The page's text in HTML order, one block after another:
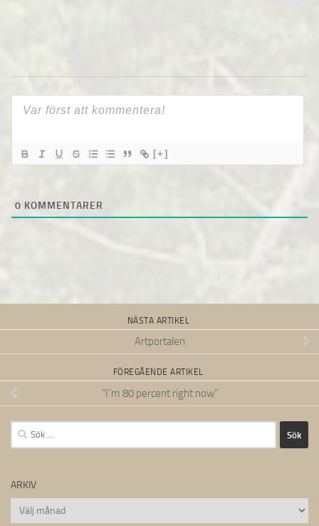
[+]
0 KOMMENTARER
NÄSTA ARTIKEL
Artportalen
FÖREGÅENDE ARTIKEL
”I´m 80 percent right now”
Sök
efter:
ARKIV
Arkiv